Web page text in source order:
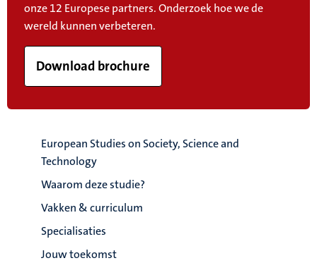
onze 12 Europese partners. Onderzoek hoe we de
wereld kunnen verbeteren.
Download brochure
European Studies on Society, Science and
Technology
Waarom deze studie?
Vakken & curriculum
Specialisaties
Jouw toekomst